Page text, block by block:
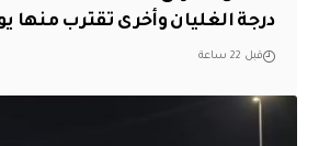
درجة الغليان وأخرى تقترب منها
قبل 22 ساعة